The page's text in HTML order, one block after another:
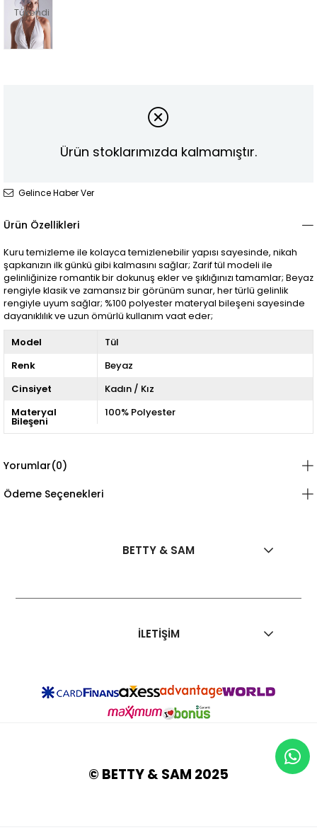
Tükendi
Ürün stoklarımızda kalmamıştır.
Gelince Haber Ver
Ürün Özellikleri
Kuru temizleme ile kolayca temizlenebilir yapısı sayesinde, nikah
şapkanızın ilk günkü gibi kalmasını sağlar; Zarif tül modeli ile
gelinliğinize romantik bir dokunuş ekler ve şıklığınızı tamamlar; Beyaz
rengiyle klasik ve zamansız bir görünüm sunar, her türlü gelinlik
rengiyle uyum sağlar; %100 polyester materyal bileşeni sayesinde
dayanıklılık ve uzun ömürlü kullanım vaat eder;
Model
Tül
Renk
Beyaz
Cinsiyet
Kadın / Kız
Materyal
Bileşeni
100% Polyester
Yorumlar(0)
Ödeme Seçenekleri
BETTY & SAM
İLETİŞİM
© BETTY & SAM 2025